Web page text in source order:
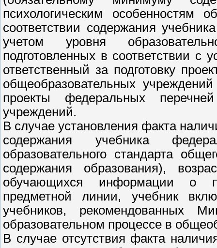
психологическим особенностям
соответствии содержания
учетом уровня
подготовленных в соответствии с
ответственный за подготовку
общеобразовательных
проекты федеральных
учреждений.
В случае установления факта
содержания учебника
образовательного стандарта
содержания образования),
обучающихся информации о
предметной линии, учебник
учебников, рекомендованных
образовательном процессе в
В случае отсутствия факта